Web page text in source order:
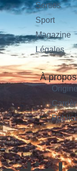
Sorties
Sport
Magazine
Légales
À propos